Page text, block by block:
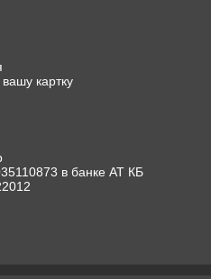
картку
в банке АТ КБ